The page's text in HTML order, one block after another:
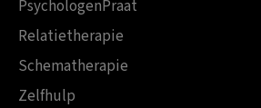
PsychologenPraat
Relatietherapie
Schematherapie
Zelfhulp